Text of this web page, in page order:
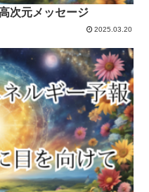
次元メッセージ
2025.03.20